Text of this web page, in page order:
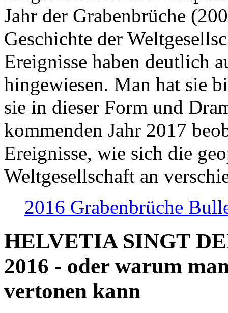
Jahr der Grabenbrüche
Geschichte der
Ereignisse haben deutlich
hingewiesen. Man hat sie
sie in dieser Form und
kommenden Jahr 2017
Ereignisse, wie sich die
Weltgesellschaft an
2016 Grabenbrüche
HELVETIA SINGT
2016 - oder warum
vertonen kann